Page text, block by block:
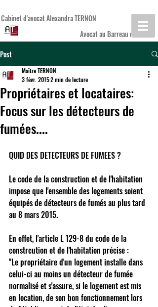
Cabinet d'avocat Alexandra TERNON
Avocat au Barreau de REIMS
Post
Propriétaires et locataires:
Focus sur les détecteurs de
fumées....
Maître TERNON
3 févr. 20152 min de lecture
QUID DES DETECTEURS DE FUMEES ?
Le code de la construction et de l'habitation
impose que l'ensemble des logements soient
équipés de détecteurs de fumés au plus tard
au 8 mars 2015.
En effet, l'article L 129-8 du code de la
constrcution et de l'habitation précise :
"Le propriétaire d'un logement installe dans
celui-ci au moins un détecteur de fumée
normalisé et s'assure, si le logement est mis
en location, de son bon fonctionnement lors